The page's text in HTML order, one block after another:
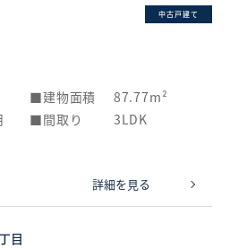
中古戸建て
建物面積
87.77m²
間取り 3LDK
詳細を見る
目